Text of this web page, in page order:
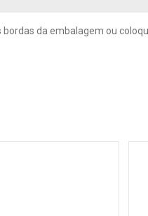
bordas da embalagem ou